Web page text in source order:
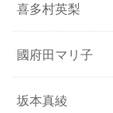
喜多村英梨
國府田マリ子
坂本真綾